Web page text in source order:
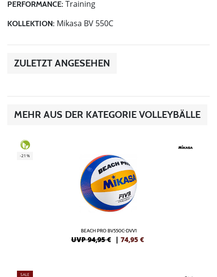
PERFORMANCE: Training
KOLLEKTION: Mikasa BV 550C
ZULETZT ANGESEHEN
MEHR AUS DER KATEGORIE VOLLEYBÄLLE
-21%
BEACH PRO BV550C-DVV1
UVP 94,95 € | 74,95 €
SALE